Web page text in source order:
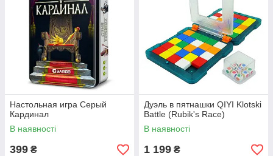
Настольная игра Серый
Кардинал
В наявності
399 ₴
Дуэль в пятнашки QIYI Klotski
Battle (Rubik's Race)
В наявності
1 199 ₴